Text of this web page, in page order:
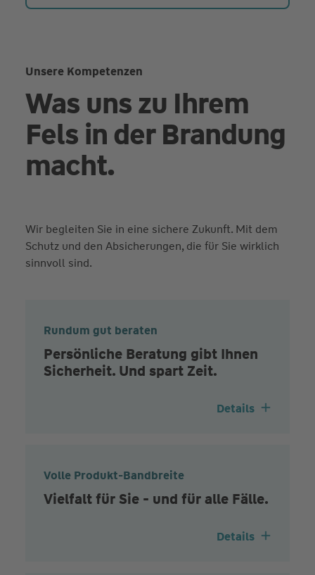
Unsere Kompetenzen
Was uns zu Ihrem
Fels in der Brandung
macht.
Wir begleiten Sie in eine sichere Zukunft. Mit dem
Schutz und den Absicherungen, die für Sie wirklich
sinnvoll sind.
Rundum gut beraten
Persönliche Beratung gibt Ihnen
Sicherheit. Und spart Zeit.
Details
Volle Produkt-Bandbreite
Vielfalt für Sie - und für alle Fälle.
Details